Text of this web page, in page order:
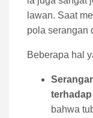
lawan. Saat
pola serangan
Beberapa hal
bahwa